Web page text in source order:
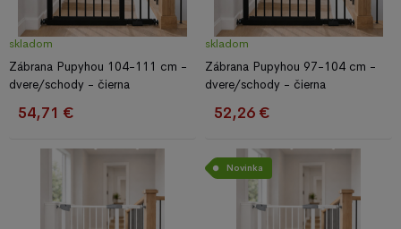
skladom
Zábrana Pupyhou 104-111 cm -
dvere/schody - čierna
54,71 €
skladom
Zábrana Pupyhou 97-104 cm -
dvere/schody - čierna
52,26 €
Novinka